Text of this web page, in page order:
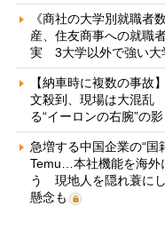
《商社の大学別就職者
産、住友商事への就職
実 3大学以外で強い大
【納車時に複数の事故
文殺到、現場は大混乱
る“イーロンの右腕”の影
急増する中国企業の“国
Temu…本社機能を海外
う 現地人を隠れ蓑に
懸念も